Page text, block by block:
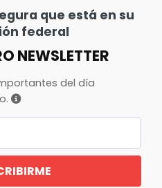
que está en su
federal
NEWSLETTER
del día